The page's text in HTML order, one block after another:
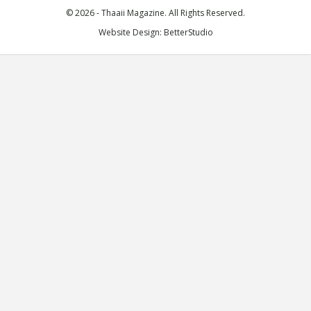
© 2026 - Thaaii Magazine. All Rights Reserved.
Website Design: BetterStudio